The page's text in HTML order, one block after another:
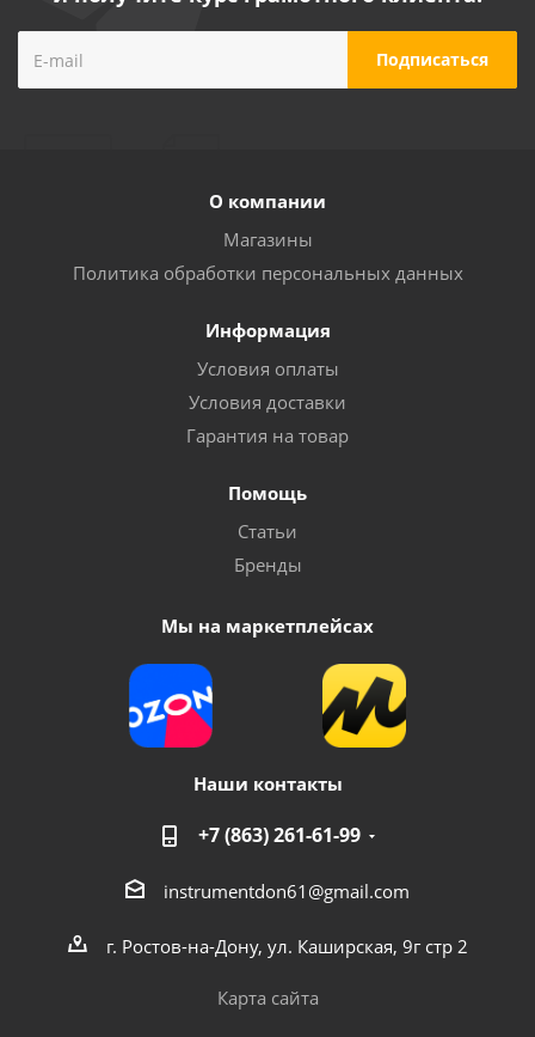
О компании
Магазины
Политика обработки персональных данных
Информация
Условия оплаты
Условия доставки
Гарантия на товар
Помощь
Статьи
Бренды
Мы на маркетплейсах
Наши контакты
+7 (863) 261-61-99
instrumentdon61@gmail.com
г. Ростов-на-Дону, ул. Каширская, 9г стр 2
Карта сайта